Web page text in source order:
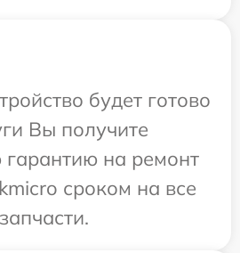
будет готово
Вы получите
на ремонт
сроком на все